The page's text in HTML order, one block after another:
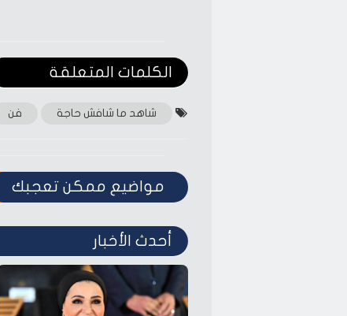
الكلمات المتعلقة‎
شاهد ما شافش حاجة فن
مواضيع ممكن تعجبك
أحدث الأخبار